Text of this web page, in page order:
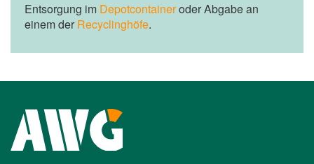
Entsorgung im Depotcontaineroder Abgabe an
einem der Recyclinghöfe.